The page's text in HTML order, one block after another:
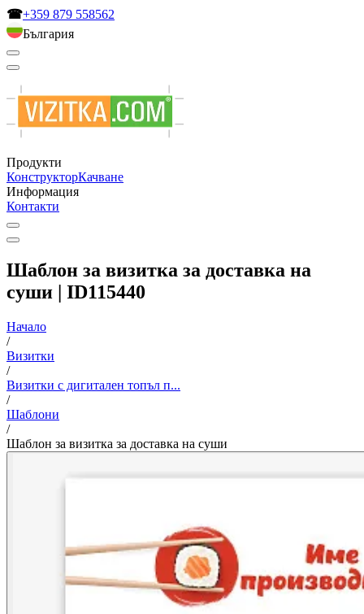
☎+359 879 558562
България
Продукти
КонструкторКачване
Информация
Контакти
Шаблон за визитка за доставка на
суши | ID115440
Начало
/
Визитки
/
Визитки с дигитален топъл п...
/
Шаблони
/
Шаблон за визитка за доставка на суши